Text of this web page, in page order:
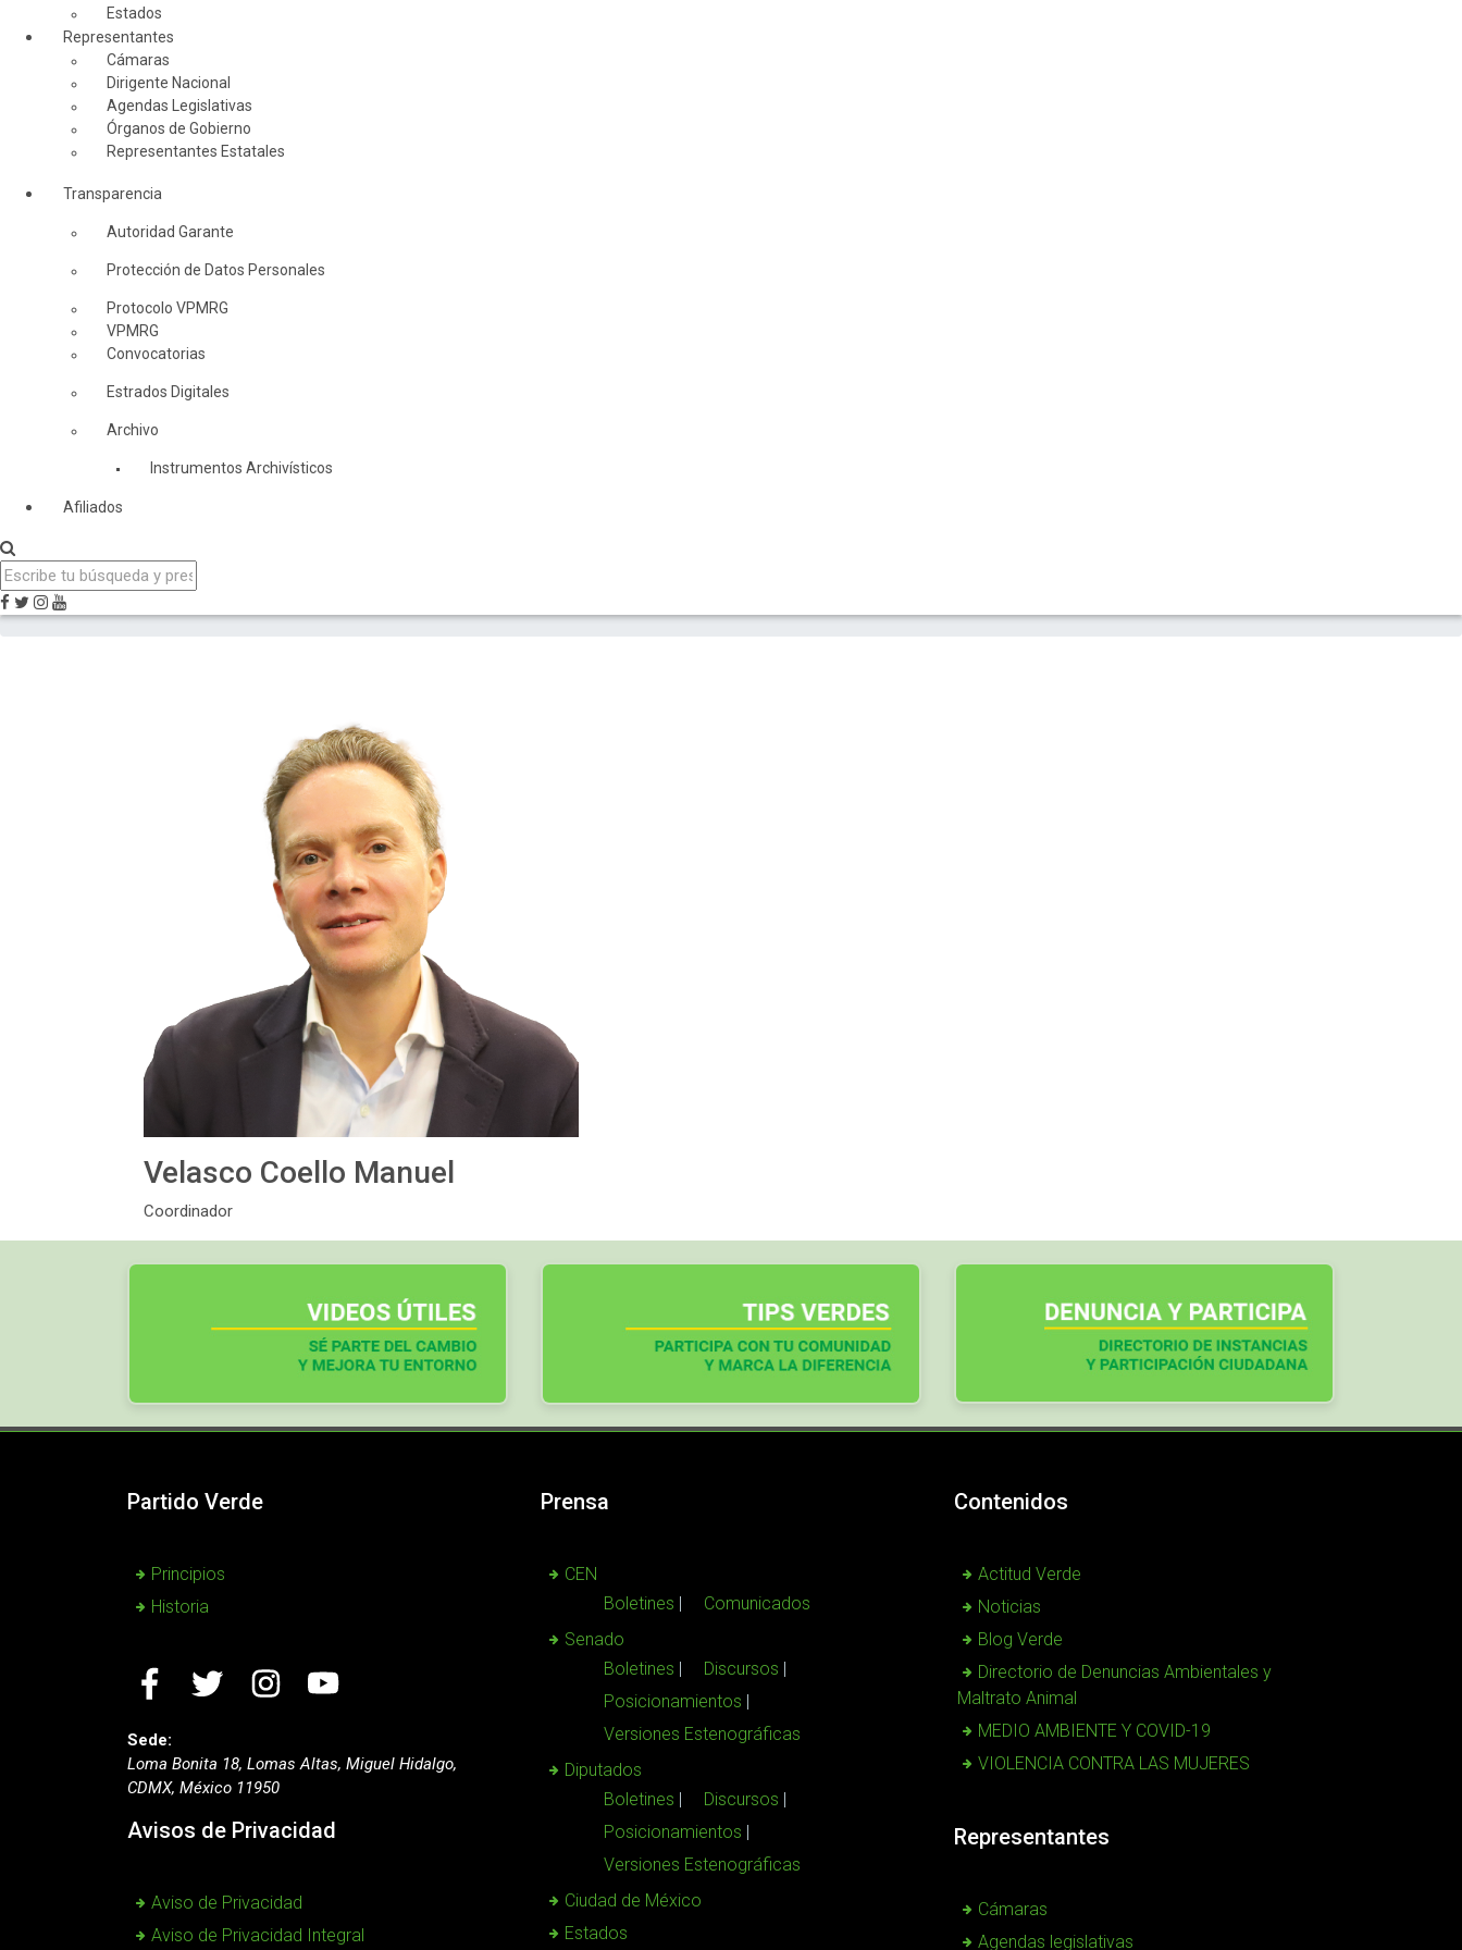
Estados
Representantes
Cámaras
Dirigente Nacional
Agendas Legislativas
Órganos de Gobierno
Representantes Estatales
Transparencia
Autoridad Garante
Protección de Datos Personales
Protocolo VPMRG
VPMRG
Convocatorias
Estrados Digitales
Archivo
Instrumentos Archivísticos
Afiliados
Velasco Coello Manuel
Coordinador
Partido Verde
Principios
Historia
Sede:
Loma Bonita 18, Lomas Altas, Miguel Hidalgo,
CDMX, México 11950
Avisos de Privacidad
Aviso de Privacidad
Aviso de Privacidad Integral
Prensa
CEN
Boletines
Comunicados
Senado
Boletines
Discursos
Posicionamientos
Versiones Estenográficas
Diputados
Boletines
Discursos
Posicionamientos
Versiones Estenográficas
Ciudad de México
Estados
Contenidos
Actitud Verde
Noticias
Blog Verde
Directorio de Denuncias Ambientales y
Maltrato Animal
MEDIO AMBIENTE Y COVID-19
VIOLENCIA CONTRA LAS MUJERES
Representantes
Cámaras
Agendas legislativas